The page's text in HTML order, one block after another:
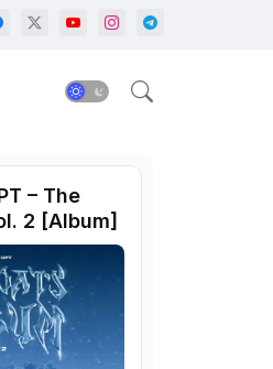
– The
2 [Album]